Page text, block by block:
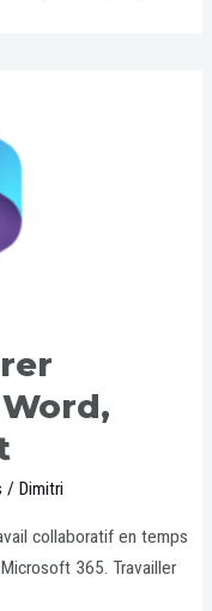
/Dimitri
collaboratif en temps
365. Travailler